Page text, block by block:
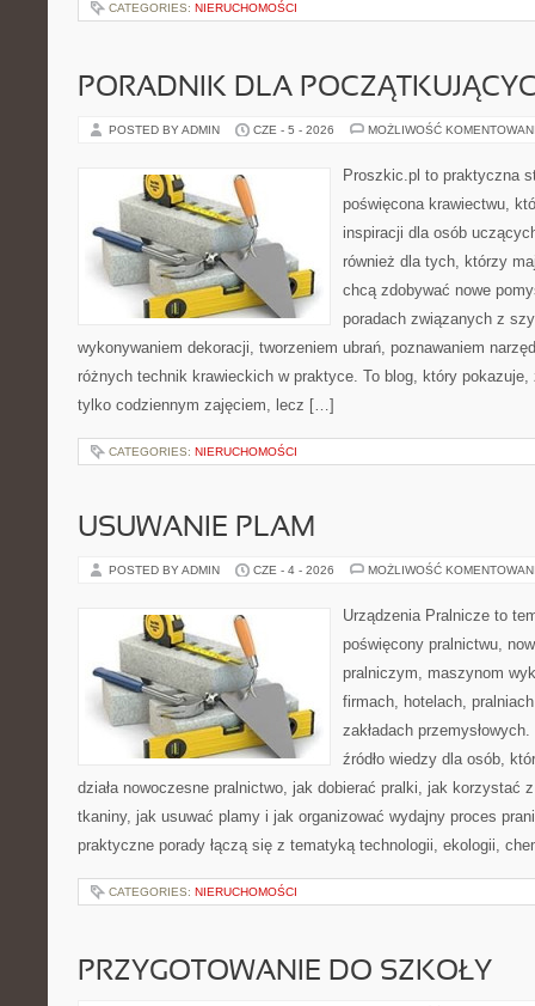
CATEGORIES: NIERUCHOMOŚCI
PORADNIK DLA
POSTED BY ADMIN CZE - 5 - 2026 MOŻLIWOŚĆ
Proszkic.pl to praktyczna
poświęcona krawiectwu,
inspiracji dla osób
również dla tych, którzy
chcą zdobywać nowe
poradach związanych z
wykonywaniem dekoracji, tworzeniem ubrań, poznawaniem
różnych technik krawieckich w praktyce. To blog, który
tylko codziennym zajęciem, lecz […]
CATEGORIES: NIERUCHOMOŚCI
USUWANIE PLAM
POSTED BY ADMIN CZE - 4 - 2026 MOŻLIWOŚĆ
Urządzenia Pralnicze to
poświęcony pralnictwu,
pralniczym, maszynom
firmach, hotelach,
zakładach
źródło wiedzy dla osób,
działa nowoczesne pralnictwo, jak dobierać pralki, jak korzystać
tkaniny, jak usuwać plamy i jak organizować wydajny proces
praktyczne porady łączą się z tematyką technologii, ekologii,
CATEGORIES: NIERUCHOMOŚCI
PRZYGOTOWANIE DO SZKOŁY